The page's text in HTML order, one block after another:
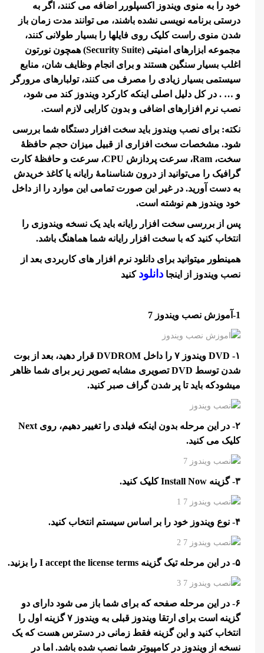
خود را به منوی ویندوز اکسپلورر اضافه می کنند، اگر به
درستی برنامه نویسی نشده باشند، می توانند مدت زمان باز
شدن منوی راست کلیک روی فایلها را بسیار طولانی کنند،
مجموعه ابزارهای امنیتی (Security Suite) همچون نورتون
اغلب بسیار سنگین هستند و برای انجام وظایف شان، منابع
سیستمی بسیار زیادی را مصرف می کنند، تولبارهای مرورگر
و … . در کل دلیل اصلی اینکه کارکرد ویندوز کند می شود،
نصب نرم افزارهای اضافی و بدون کارایی لازم است.
نکته: برای نصب ویندوز باید سخت افزار دستگاه شما بررسی
شود. مشخصات سخت افزاری از قبیل میزان حجم حافظۀ
سخت، Ram، سرعت پردازش CPU، سرعت و حافظۀ کارت
گرافیک را می‌توانید از درون شناسنامۀ رایانه یا کاغذ خریدش
به دست آورید. در غیر این صورت تمامی این موارد را از داخل
خود ویندوز هم نوشته است.
پس از بررسی سخت افزار رایانه باید یک نسخه ویندوزی را
انتخاب کنید که با سخت افزار رایانه شما هماهنگ باشد.
همینطور میتوانید برای دانلود نرم افزار های کاربردی بعد از
نصب ویندوز از اینجا دانلود کنید
1-آموزش نصب ویندوز 7
۱- DVD ویندوز ۷ را داخل DVDROM قرار دهید، بعد از بوت
شدن توسط DVD تصویری مشابه تصویر زیر برای شما ظاهر
میشودکه باید تا پر شدن گراف صبر کنید.
۲- در این مرحله بدون اینکه فیلدی را تغییر دهیم، روی Next
کلیک می کنید.
۳- گزینه Install Now کلیک کنید.
۴- نوع ویندوز خود را بر اساس سیستم انتخاب کنید.
۵- در این مرحله تیک گزینه I accept the license terms را بزنید.
۶- در این مرحله صفحه که برای شما باز می شود دارای دو
گزینه است برای ارتقا ویندوز قبلی به ویندوز ۷ گزینه اول را
انتخاب کنید و این گزینه فقط زمانی در دسترس هست که یک
نسخه از ویندوز در کامپیوتر شما نصب شده باشد. اما در